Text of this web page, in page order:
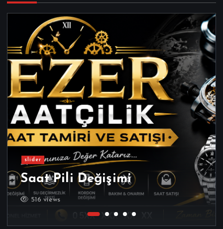
slider
Saat Pili Değişimi
516 views